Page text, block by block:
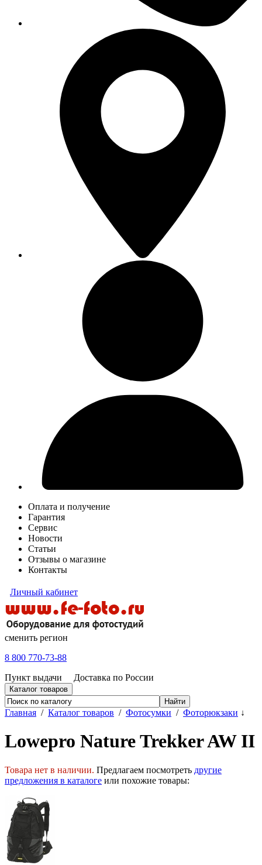
Оплата и получение
Гарантия
Сервис
Новости
Статьи
Отзывы о магазине
Контакты
Личный кабинет
сменить регион
8 800 770-73-88
Пункт выдачи
Доставка по России
Каталог товаров
Главная / Каталог товаров / Фотосумки / Фоторюкзаки ↓
Lowepro Nature Trekker AW II
Товара нет в наличии. Предлагаем посмотреть другие
предложения в каталоге или похожие товары: